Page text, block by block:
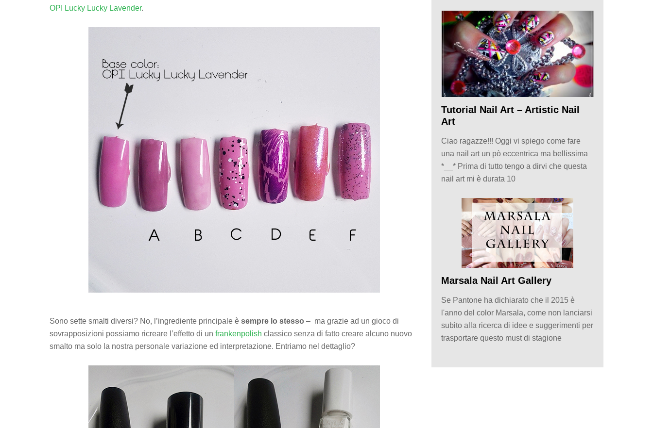
OPI Lucky Lucky Lavender.
Sono sette smalti diversi? No, l’ingrediente principale è sempre lo stesso – ma grazie ad un gioco di
sovrapposizioni possiamo ricreare l’effetto di un frankenpolish classico senza di fatto creare alcuno nuovo
smalto ma solo la nostra personale variazione ed interpretazione. Entriamo nel dettaglio?
Tutorial Nail Art – Artistic Nail
Art
Ciao ragazze!!! Oggi vi spiego come fare
una nail art un pò eccentrica ma bellissima
*__* Prima di tutto tengo a dirvi che questa
nail art mi è durata 10
Marsala Nail Art Gallery
Se Pantone ha dichiarato che il 2015 è
l'anno del color Marsala, come non lanciarsi
subito alla ricerca di idee e suggerimenti per
trasportare questo must di stagione